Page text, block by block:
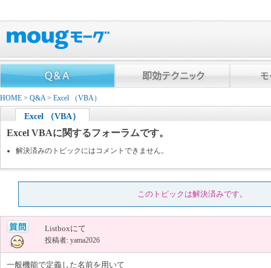
HOME > Q&A> Excel （VBA）
Excel （VBA）
Excel VBAに関するフォーラムです。
解決済みのトピックにはコメントできません。
このトピックは解決済みです。
Listboxにて
投稿者: yama2026
一般機能で定義した名前を用いて